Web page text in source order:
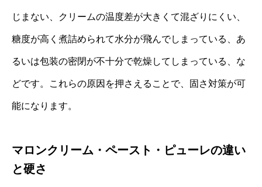
じまない、クリームの温度差が大きくて混ざりにくい、
糖度が高く煮詰められて水分が飛んでしまっている、あ
るいは包装の密閉が不十分で乾燥してしまっている、な
どです。これらの原因を押さえることで、固さ対策が可
能になります。
マロンクリーム・ペースト・ピューレの違い
と硬さ